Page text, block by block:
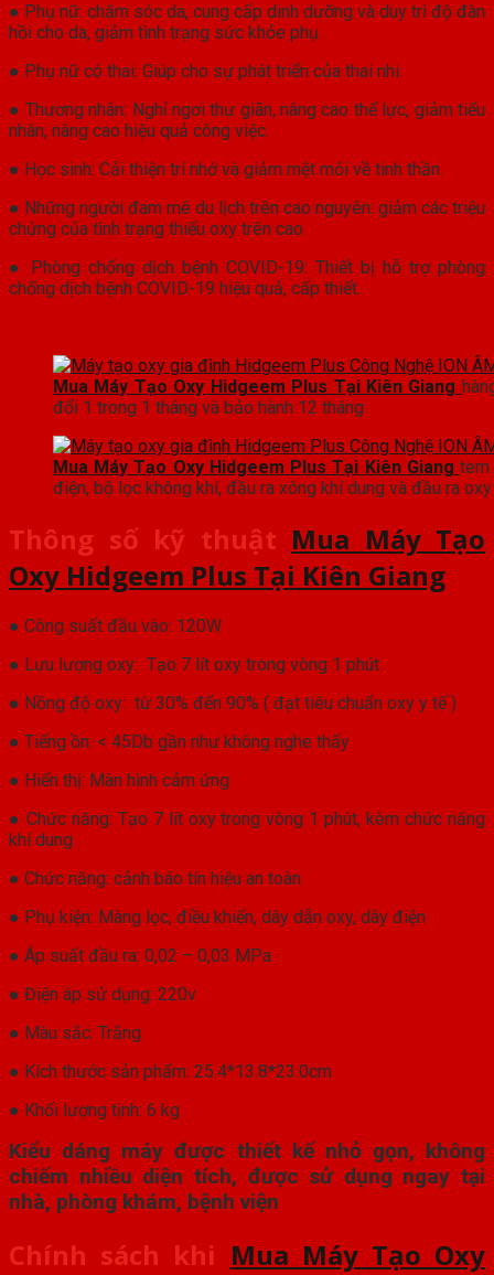
● Phụ nữ: chăm sóc da, cung cấp dinh dưỡng và duy trì độ đàn
hồi cho da, giảm tình trạng sức khỏe phụ.
● Phụ nữ có thai: Giúp cho sự phát triển của thai nhi.
● Thương nhân: Nghỉ ngơi thư giãn, nâng cao thể lực, giảm tiểu
nhân, nâng cao hiệu quả công việc.
● Học sinh: Cải thiện trí nhớ và giảm mệt mỏi về tinh thần.
● Những người đam mê du lịch trên cao nguyên: giảm các triệu
chứng của tình trạng thiếu oxy trên cao.
● Phòng chống dịch bệnh COVID-19: Thiết bị hỗ trợ phòng
chống dịch bệnh COVID-19 hiệu quả, cấp thiết.
Mua Máy Tạo Oxy Hidgeem Plus Tại Kiên Giang
đổi 1 trong 1 tháng và bảo hành 12 tháng
Mua Máy Tạo Oxy Hidgeem Plus Tại Kiên Giang tem
điện, bộ lọc không khí, đầu ra xông khí dung và đầu ra
Thông số kỹ thuật Mua Máy Tạo
Oxy Hidgeem Plus Tại Kiên Giang
● Công suất đầu vào: 120W
● Lưu lượng oxy: Tạo 7 lít oxy trong vòng 1 phút
● Nồng độ oxy: từ 30% đến 90% ( đạt tiêu chuẩn oxy y tế )
● Tiếng ồn: < 45Db gần như không nghe thấy
● Hiển thị: Màn hình cảm ứng
● Chức năng: Tạo 7 lít oxy trong vòng 1 phút, kèm chức năng
khí dung
● Chức năng: cảnh báo tín hiệu an toàn
● Phụ kiện: Màng lọc, điều khiển, dây dẫn oxy, dây điện
● Áp suất đầu ra: 0,02 – 0,03 MPa
● Điện áp sử dụng: 220v
● Màu sắc: Trắng
● Kích thước sản phẩm: 25.4*13.8*23.0cm
● Khối lượng tịnh: 6 kg
Kiểu dáng máy được thiết kế nhỏ gọn, không
chiếm nhiều diện tích, được sử dụng ngay tại
nhà, phòng khám, bệnh viện
Chính sách khi Mua Máy Tạo Oxy